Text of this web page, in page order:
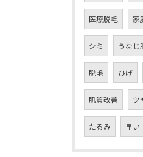
医療脱毛 家
シミ うなじ
脱毛 ひげ
肌質改善 ツ
たるみ 早い